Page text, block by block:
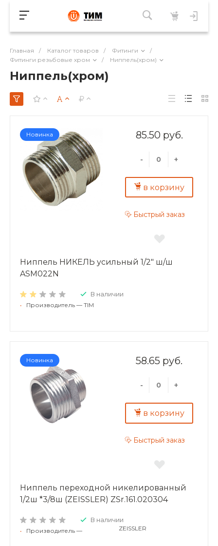
Главная / Каталог товаров / Фитинги
/
Фитинги резьбовые хром
/ Ниппель(хром)
Ниппель(хром)
Новинка 85.50 руб.
- +
в корзину
Быстрый заказ
Ниппель НИКЕЛЬ усильный 1/2" ш/ш
ASM022N
В наличии
• Производитель — TIM
Новинка 58.65 руб.
- +
в корзину
Быстрый заказ
Ниппель переходной никелированный
1/2ш *3/8ш (ZEISSLER) ZSr.161.020304
В наличии
• Производитель — ZEISSLER